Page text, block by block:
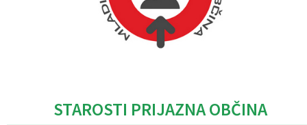
STAROSTI PRIJAZNA OBČINA